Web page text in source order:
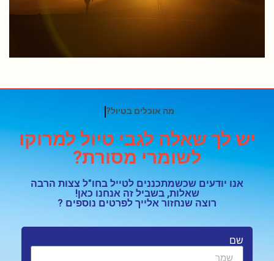
האם יש מסלולים מאתגרים ?
יש לך שאלה לגבי טיול למרוקו
לשומרי מסורת?
אנו יודעים שכשמתכננים לטייל בחו"ל צצות הרבה
שאלות, בשביל זה אנחנו כאן!
רוצה שנחזור אלייך לפרטים נוספים ?
שם